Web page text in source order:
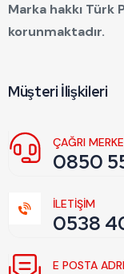
Marka hakkı
korunmaktadır.
Müşteri İlişkileri
ÇAĞRI
0850
İLETİŞİM
0538
E POSTA